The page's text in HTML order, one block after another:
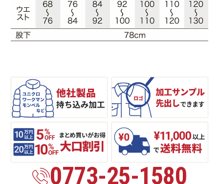
0773-25-1580